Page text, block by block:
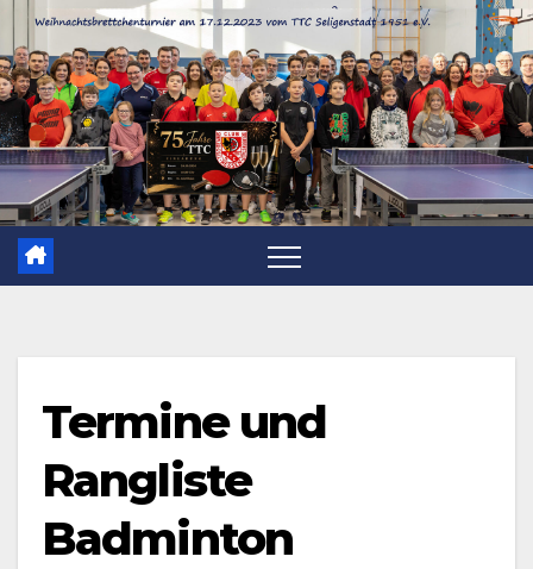
Zum
Inhalt
springen
Termine und
Rangliste
Badminton